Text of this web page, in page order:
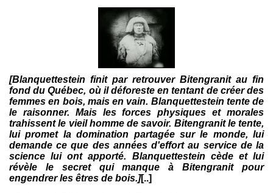
[Blanquettestein finit par retrouver Bitengranit au fin
fond du Québec, où il déforeste en tentant de créer des
femmes en bois, mais en vain. Blanquettestein tente de
le raisonner. Mais les forces physiques et morales
trahissent le vieil homme de savoir. Bitengranit le tente,
lui promet la domination partagée sur le monde, lui
demande ce que des années d'effort au service de la
science lui ont apporté. Blanquettestein cède et lui
révèle le secret qui manque à Bitengranit pour
engendrer les êtres de bois.][..]